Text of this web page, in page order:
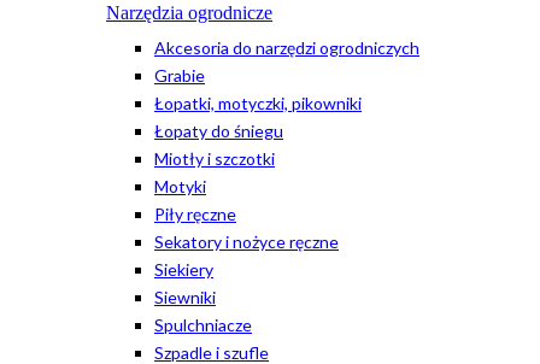
Narzędzia ogrodnicze
Akcesoria do narzędzi ogrodniczych
Grabie
Łopatki, motyczki, pikowniki
Łopaty do śniegu
Miotły i szczotki
Motyki
Piły ręczne
Sekatory i nożyce ręczne
Siekiery
Siewniki
Spulchniacze
Szpadle i szufle